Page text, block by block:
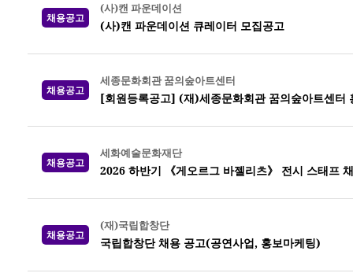
채용공고
(사)캔 파운데이션
(사)캔 파운데이션 큐레이터 모집공고
채용공고
세종문화회관 꿈의숲아트센터
[회원등록공고] (재)세종문화회관 꿈의숲아트센터
채용공고
세화예술문화재단
2026 하반기 《게오르그 바젤리츠》 전시 스태프
채용공고
(재)국립합창단
국립합창단 채용 공고(공연사업, 홍보마케팅)